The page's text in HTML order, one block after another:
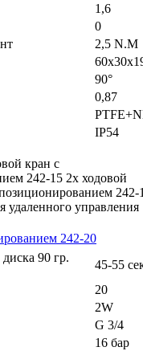
1,6
0
2,5 N.M
90°
0,87
IP54
кран с
242-15 2х ходовой
242-
удаленного управления
242-20
90 гр.
45-55
20
2W
G 3/4
16 бар